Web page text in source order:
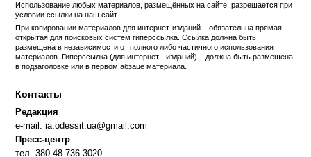
Использование любых материалов, размещённых на сайте, разрешается при
условии ссылки нанаш сайт.
При копировании материалов для интернет-изданий – обязательна прямая
открытая для поисковых систем гиперссылка. Ссылка должна быть
размещена в независимости от полного либо частичного использования
материалов. Гиперссылка (для интернет - изданий) – должна быть размещена
в подзаголовке или в первом абзаце материала.
Контакты
Редакция
e-mail:ia.odessit.ua@gmail.com
Пресс-центр
тел. 380 48 736 3020